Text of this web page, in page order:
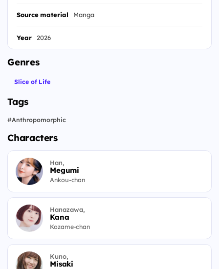
Source material Manga
Year 2026
Genres
Slice of Life
Tags
#Anthropomorphic
Characters
Han,
Megumi
Ankou-chan
Hanazawa,
Kana
Kozame-chan
Kuno,
Misaki